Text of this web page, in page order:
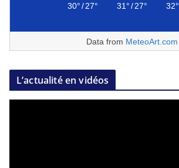
30°/27° 31°/27° 32°
Data from MeteoArt.com
L’actualité en vidéos